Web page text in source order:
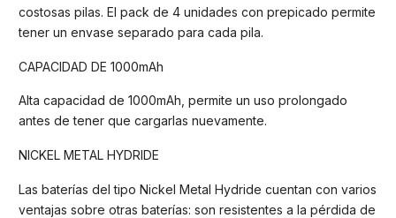
costosas pilas. El pack de 4 unidades con prepicado permite
tener un envase separado para cada pila.
CAPACIDAD DE 1000mAh
Alta capacidad de 1000mAh, permite un uso prolongado
antes de tener que cargarlas nuevamente.
NICKEL METAL HYDRIDE
Las baterías del tipo Nickel Metal Hydride cuentan con varios
ventajas sobre otras baterías: son resistentes a la pérdida de